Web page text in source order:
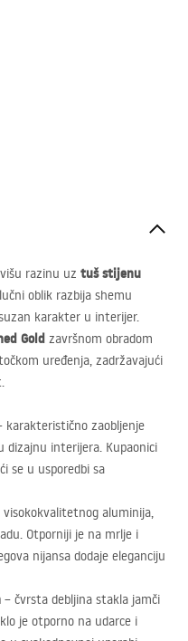
razinu uz tuš stijenu
oblik razbija shemu
karakter u interijer.
Gold završnom obradom
uređenja, zadržavajući
karakteristično zaobljenje
interijera. Kupaonici
se u usporedbi sa
visokokvalitetnog aluminija,
Otporniji je na mrlje i
nijansa dodaje eleganciju
– čvrsta debljina stakla jamči
je otporno na udarce i